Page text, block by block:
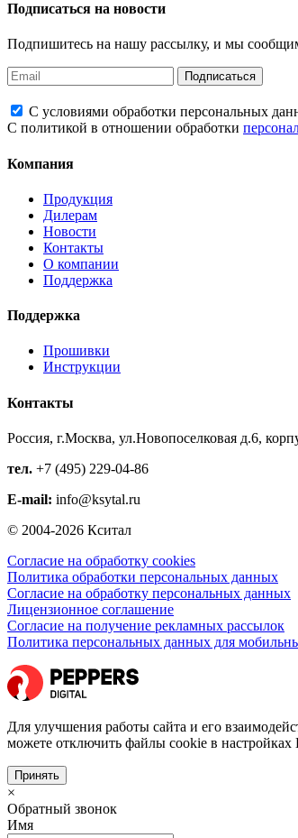
Подписаться на новости
Подпишитесь на нашу рассылку, и мы
Подписаться
С условиями обработки персональных
С политикой в отношении обработки
Компания
Продукция
Дилерам
Новости
Контакты
О компании
Поддержка
Поддержка
Прошивки
Инструкции
Контакты
Россия, г.Москва, ул.Новопоселковая д.6,
тел. +7 (495) 229-04-86
E-mail: info@ksytal.ru
© 2004-2026 Кситал
Согласие на обработку cookies
Политика обработки персональных данных
Согласие на обработку персональных данных
Лицензионное соглашение
Согласие на получение рекламных рассылок
Политика персональных данных для
Для улучшения работы сайта и его
можете отключить файлы cookie в настройках
Принять
×
Обратный звонок
Имя